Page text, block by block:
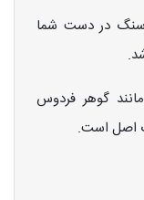
سنگ در دست شما
گوهر فردوس
اصل است.